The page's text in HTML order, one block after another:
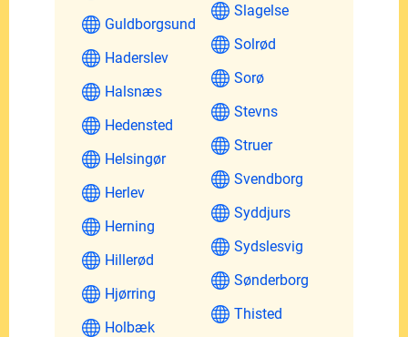
Guldborgsund
Haderslev
Halsnæs
Hedensted
Helsingør
Herlev
Herning
Hillerød
Hjørring
Holbæk
Slagelse
Solrød
Sorø
Stevns
Struer
Svendborg
Syddjurs
Sydslesvig
Sønderborg
Thisted